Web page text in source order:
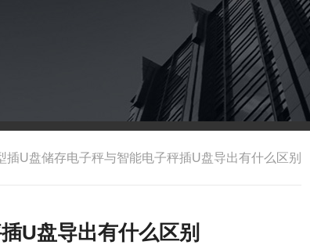
插U盘储存电子秤与智能电子秤插U盘导出有什么区别
U盘导出有什么区别